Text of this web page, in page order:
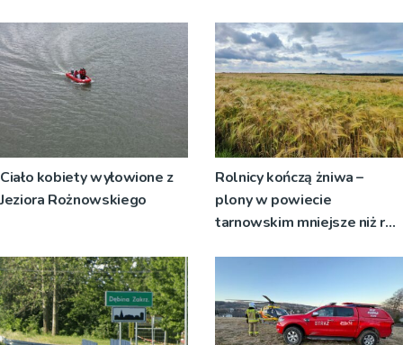
Ciało kobiety wyłowione z
Jeziora Rożnowskiego
Rolnicy kończą żniwa –
plony w powiecie
tarnowskim mniejsze niż rok